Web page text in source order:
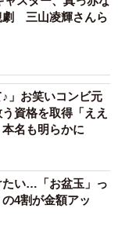
劇 三山凌輝さんら
♪」お笑いコンビ元
資格を取得「ええ
名も明らかに
たい…「お盆玉」っ
4割が金額アッ